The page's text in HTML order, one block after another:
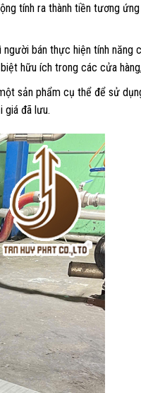
tính ra thành tiền tương
bán thực hiện tính năng
hữu ích trong các cửa
sản phẩm cụ thể để sử
giá đã lưu.